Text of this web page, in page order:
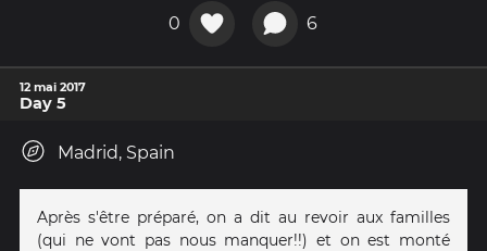
0 6
12 mai 2017
Day 5
Madrid, Spain
Après s'être préparé, on a dit au revoir aux familles
(qui ne vont pas nous manquer!!) et on est monté